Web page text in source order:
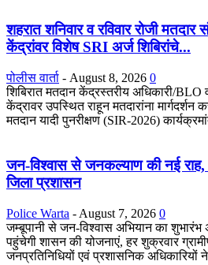
शहरात शनिवार व रविवार रोजी मतदार
केंद्रांवर विशेष SRI अर्ज शिबिरांचे...
पोलीस वार्ता - August 8, 2026 0
शिबिरात मतदान केंद्रस्तरीय अधिकारी/BLO
केंद्रावर उपस्थित राहून मतदारांना मार्गदर्शन
मतदान यादी पुनरीक्षण (SIR-2026)
जन-विश्वास से जनकल्याण की नई राह,
जिला प्रशासन
Police Warta - August 7, 2026 0
जम्बूपानी से जन-विश्वास अभियान का
पहुंचेगी शासन की योजनाएं, हर शुक्रवार
जनप्रतिनिधियों एवं प्रशासनिक अधिकारियों